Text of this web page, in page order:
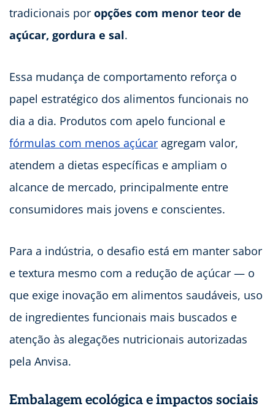
tradicionais por opções com menor teor de
açúcar, gordura e sal.
Essa mudança de comportamento reforça o
papel estratégico dos alimentos funcionais no
dia a dia. Produtos com apelo funcional e
fórmulas com menos açúcar agregam valor,
atendem a dietas específicas e ampliam o
alcance de mercado, principalmente entre
consumidores mais jovens e conscientes.
Para a indústria, o desafio está em manter sabor
e textura mesmo com a redução de açúcar — o
que exige inovação em alimentos saudáveis, uso
de ingredientes funcionais mais buscados e
atenção às alegações nutricionais autorizadas
pela Anvisa.
Embalagem ecológica e impactos sociais